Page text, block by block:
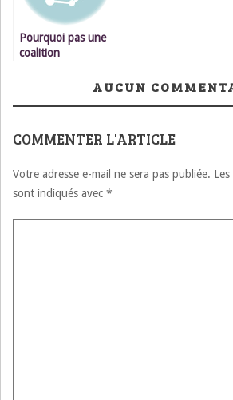
Pourquoi pas une
coalition
d’union nationale?AUCUN
COMMENTER L'ARTICLE
Votre adresse e-mail ne sera pas publiée.
sont indiqués avec *